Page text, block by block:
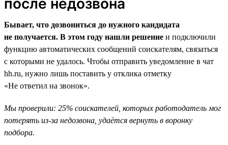
после недозвона
Бывает, что дозвониться до нужного кандидата
не получается. В этом году нашли решение и подключили
функцию автоматических сообщений соискателям, связаться
с которыми не удалось. Чтобы отправить уведомление в чат
hh.ru, нужно лишь поставить у отклика отметку
«Не ответил на звонок».
Мы проверили: 25% соискателей, которых работодатель мог
потерять из-за недозвона, удаётся вернуть в воронку
подбора.